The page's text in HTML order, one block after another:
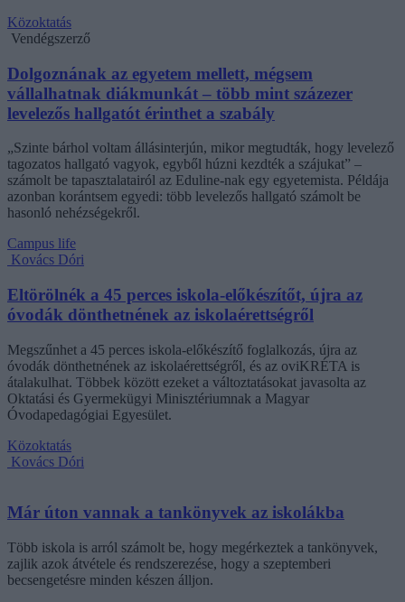
Közoktatás
Vendégszerző
Dolgoznának az egyetem mellett, mégsem
vállalhatnak diákmunkát – több mint százezer
levelezős hallgatót érinthet a szabály
„Szinte bárhol voltam állásinterjún, mikor megtudták, hogy levelező
tagozatos hallgató vagyok, egyből húzni kezdték a szájukat” –
számolt be tapasztalatairól az Eduline-nak egy egyetemista. Példája
azonban korántsem egyedi: több levelezős hallgató számolt be
hasonló nehézségekről.
Campus life
Kovács Dóri
Eltörölnék a 45 perces iskola-előkészítőt, újra az
óvodák dönthetnének az iskolaérettségről
Megszűnhet a 45 perces iskola-előkészítő foglalkozás, újra az
óvodák dönthetnének az iskolaérettségről, és az oviKRÉTA is
átalakulhat. Többek között ezeket a változtatásokat javasolta az
Oktatási és Gyermekügyi Minisztériumnak a Magyar
Óvodapedagógiai Egyesület.
Közoktatás
Kovács Dóri
Már úton vannak a tankönyvek az iskolákba
Több iskola is arról számolt be, hogy megérkeztek a tankönyvek,
zajlik azok átvétele és rendszerezése, hogy a szeptemberi
becsengetésre minden készen álljon.